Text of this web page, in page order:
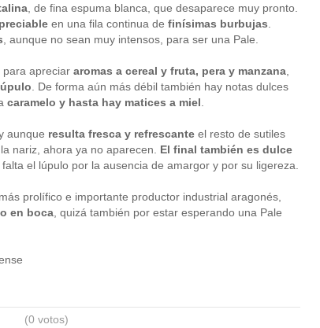
, de fina espuma blanca, que desaparece muy pronto.
en una fila continua de finísimas burbujas
, aunque no sean muy intensos, para ser una Pale.
para apreciar aromas a cereal y fruta, pera y manzana
. De forma aún más débil también hay notas dulces
caramelo y hasta hay matices a miel
aunque resulta fresca y refrescante el resto de sutiles
nariz, ahora ya no aparecen. El final también es dulce
el lúpulo por la ausencia de amargor y por su ligereza.
prolífico e importante productor industrial aragonés,
en boca , quizá también por estar esperando una Pale
(0 votos)